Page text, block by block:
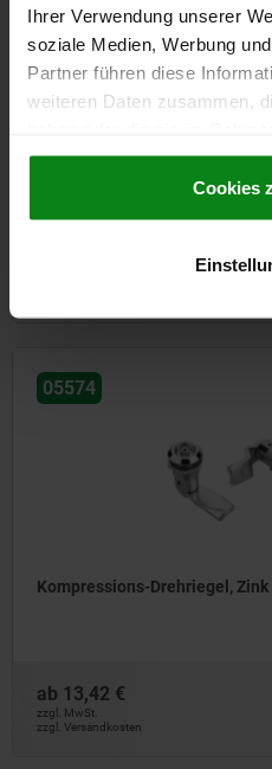
Ihrer Verwendung unserer
soziale Medien, Werbung
Partner führen diese
weiteren Daten zusammen,
gesammelt haben.Cookie
Datenschutz|
Cookies
Drehriegel mit L-Griff aus
05574
Kompressions-Drehriegel, Zink
ab 13,42 €
zzgl. MwSt.
zzgl. Versandkosten